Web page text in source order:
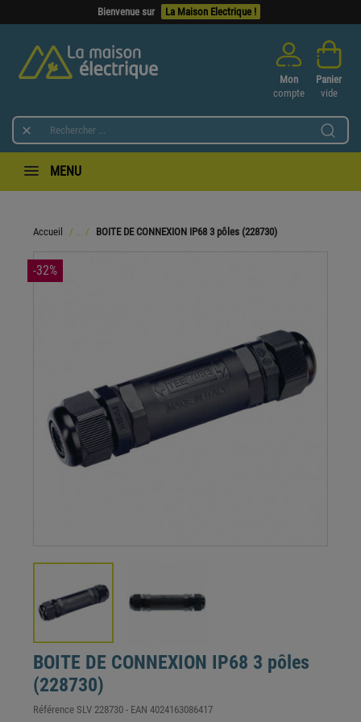
Bienvenue sur La Maison Electrique !

Mon
compte
Panier
vide
MENU
Accueil BOITE DE CONNEXION IP68 3 pôles (228730)
-32%
BOITE DE CONNEXION IP68 3 pôles
(228730)
Référence SLV 228730 - EAN 4024163086417